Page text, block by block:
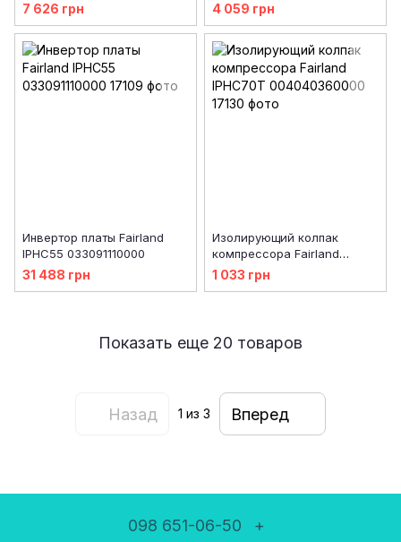
7 626 грн 4 059 грн
Инвертор платы Fairland
IPHC55 033091110000
31 488 грн
Изолирующий колпак
компрессора Fairland
IPHC70T 004040360000
1 033 грн
Показать еще 20 товаров
Назад 1 из 3 Вперед
098 651-06-50 +